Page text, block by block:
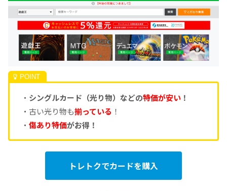
・ シングルカード（光り物）などの特価が安い！
・古い光り物も揃っている ！
・ 傷あり特価がお得！
トレトクでカードを購入